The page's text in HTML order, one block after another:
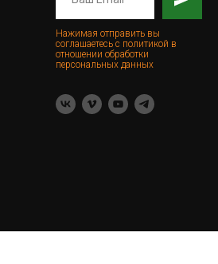
Нажимая отправить вы
соглашаетесь с политикой в
отношении обработки
персональных данных